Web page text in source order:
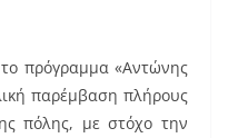
πρόγραμμα «Αντώνης
παρέμβαση πλήρους
πόλης, με στόχο την